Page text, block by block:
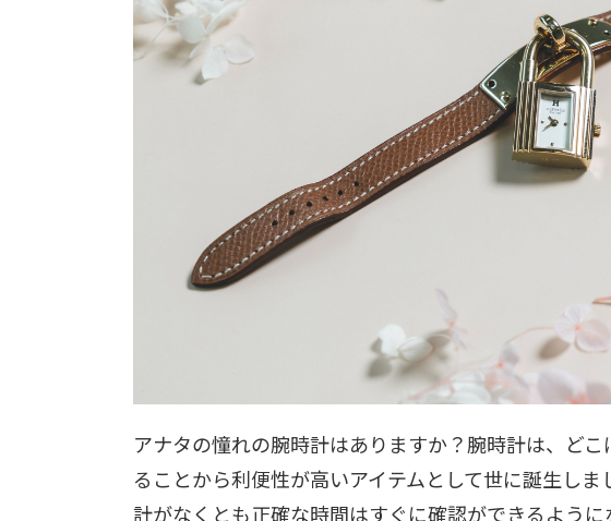
アナタの憧れの腕時計はありますか？腕時計は、ど
ることから利便性が高いアイテムとして世に誕生し
計がなくとも正確な時間はすぐに確認ができるよう